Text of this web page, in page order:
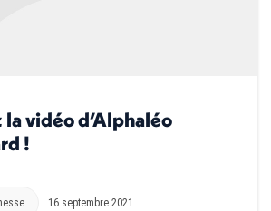
la vidéo d’Alphaléo
!
16 septembre 2021